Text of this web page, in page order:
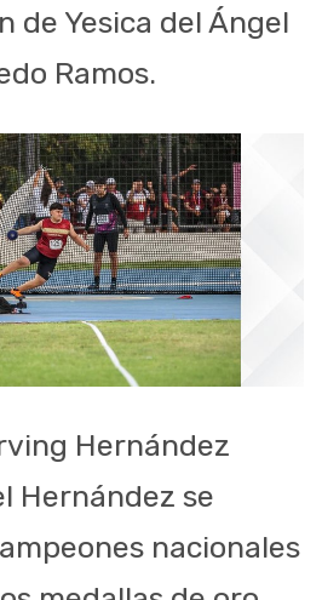
de Yesica del Ángel
Ramos.
Hernández
Hernández se
nacionales